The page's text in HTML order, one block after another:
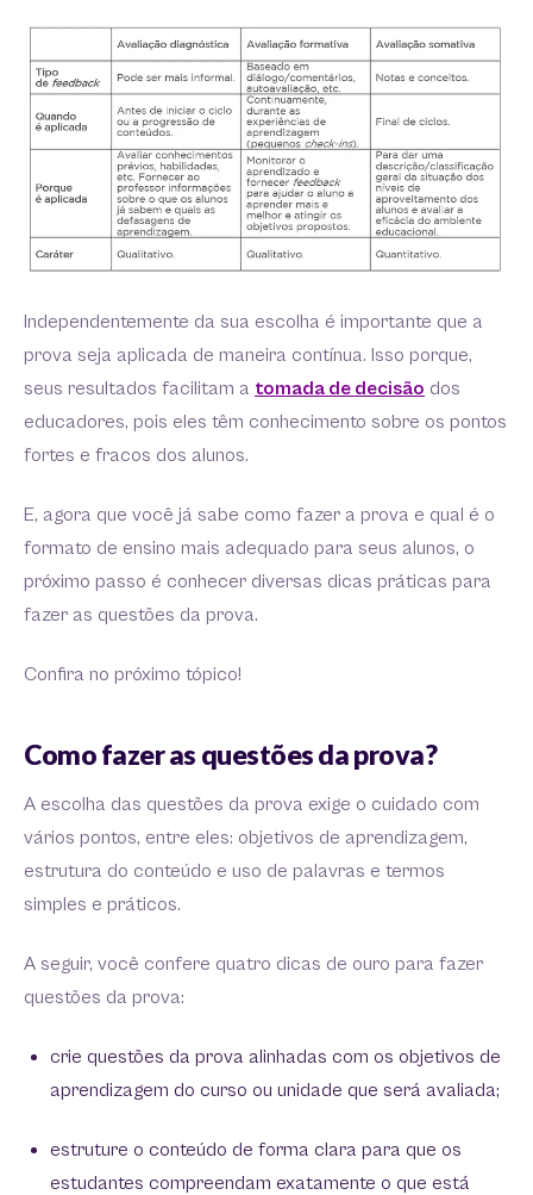
Independentemente da sua escolha é importante que a
prova seja aplicada de maneira contínua. Isso porque,
seus resultados facilitam a tomada de decisão dos
educadores, pois eles têm conhecimento sobre os pontos
fortes e fracos dos alunos.
E, agora que você já sabe como fazer a prova e qual é o
formato de ensino mais adequado para seus alunos, o
próximo passo é conhecer diversas dicas práticas para
fazer as questões da prova.
Confira no próximo tópico!
Como fazer as questões da prova?
A escolha das questões da prova exige o cuidado com
vários pontos, entre eles: objetivos de aprendizagem,
estrutura do conteúdo e uso de palavras e termos
simples e práticos.
A seguir, você confere quatro dicas de ouro para fazer
questões da prova:
crie questões da prova alinhadas com os objetivos de
aprendizagem do curso ou unidade que será avaliada;
estruture o conteúdo de forma clara para que os
estudantes compreendam exatamente o que está